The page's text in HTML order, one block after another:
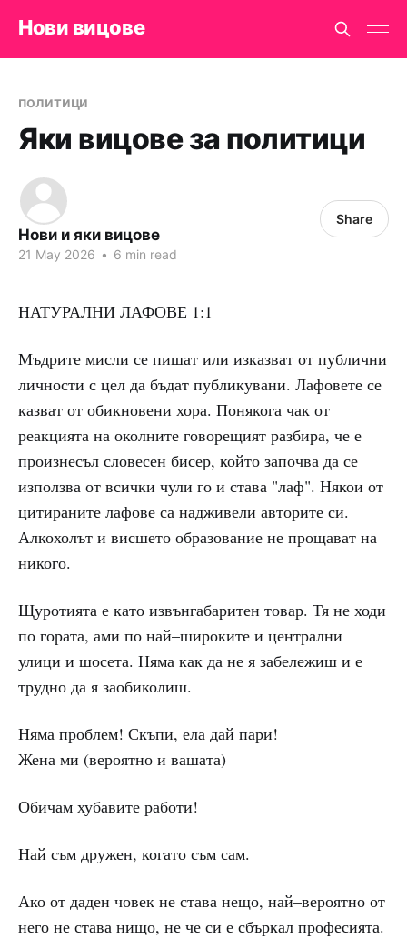
Нови вицове
политици
Яки вицове за политици
Нови и яки вицове
21 May 2026 • 6 min read
Share
НАТУРАЛНИ ЛАФОВЕ 1:1
Мъдрите мисли се пишат или изказват от публични
личности с цел да бъдат публикувани. Лафовете се
казват от обикновени хора. Понякога чак от
реакцията на околните говорещият разбира, че е
произнесъл словесен бисер, който започва да се
използва от всички чули го и става "лаф". Някои от
цитираните лафове са надживели авторите си.
Алкохолът и висшето образование не прощават на
никого.
Щуротията е като извънгабаритен товар. Тя не ходи
по гората, ами по най–широките и централни
улици и шосета. Няма как да не я забележиш и е
трудно да я заобиколиш.
Няма проблем! Скъпи, ела дай пари!
Жена ми (вероятно и вашата)
Обичам хубавите работи!
Най съм дружен, когато съм сам.
Ако от даден човек не става нещо, най–вероятно от
него не става нищо, не че си е сбъркал професията.